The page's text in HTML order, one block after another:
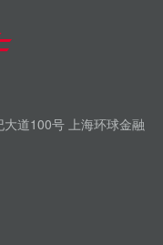
道100号 上海环球金融